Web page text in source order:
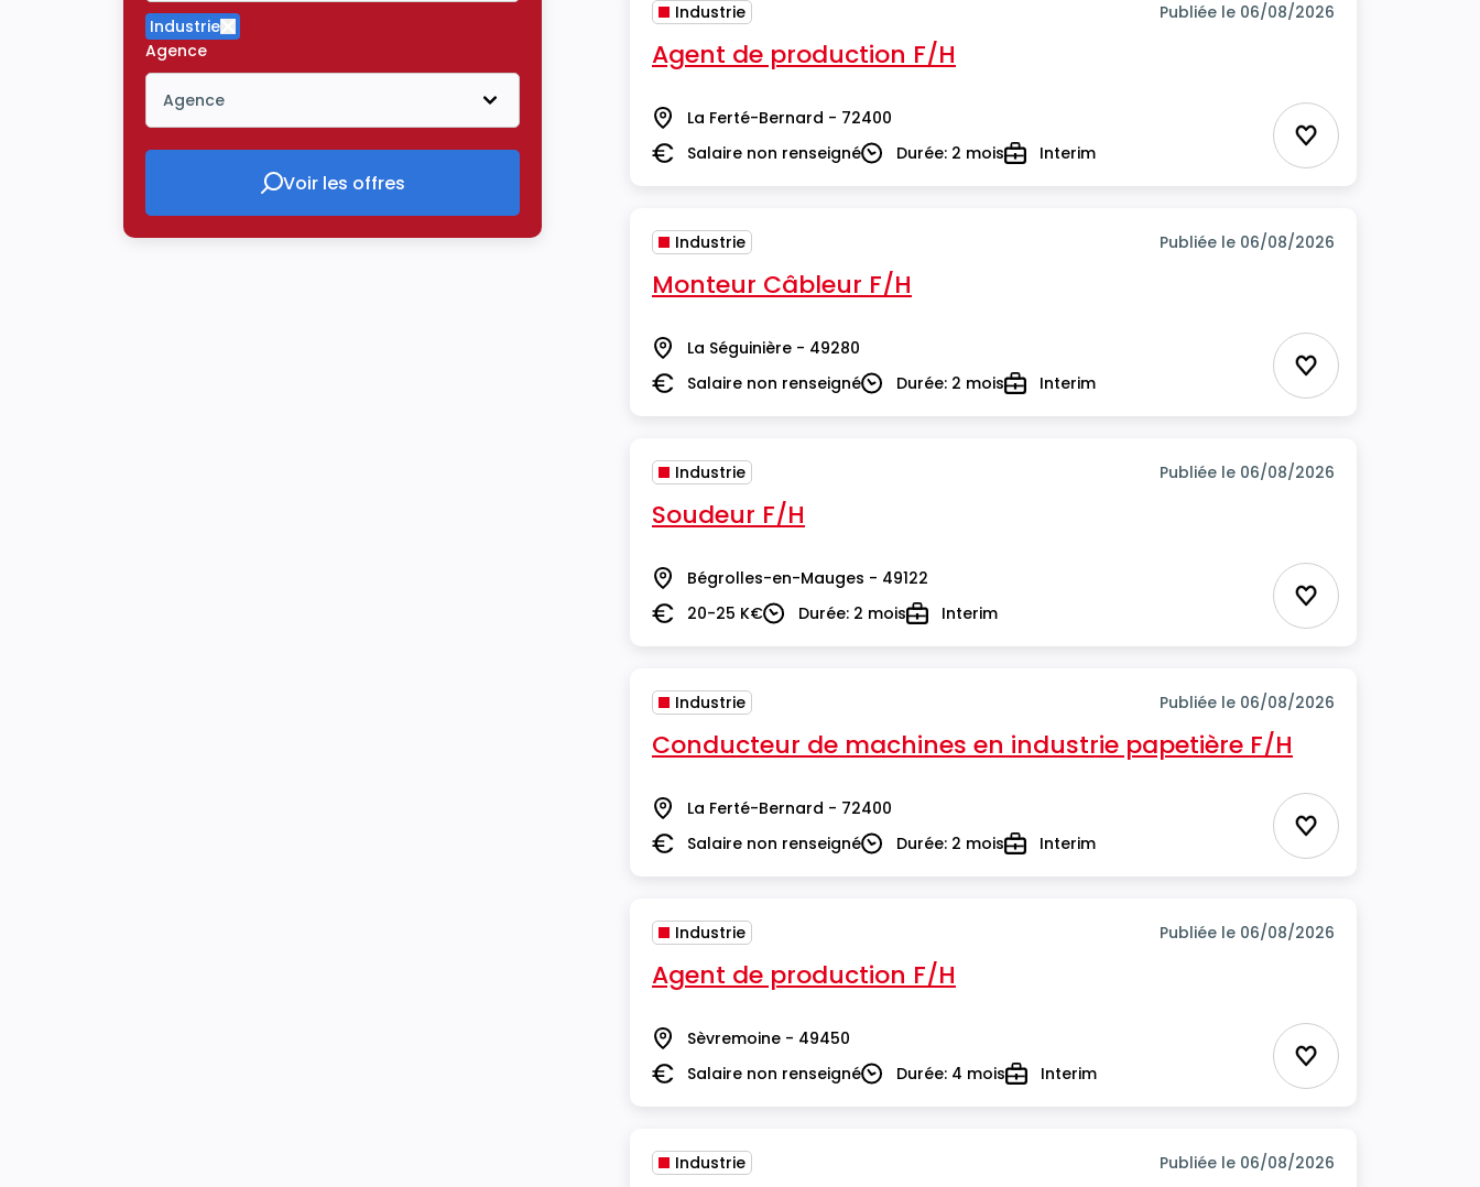
Industrie
Supprimer le critère Industrie
Agence
Agence
Icône ouvrir la liste déroulante
Voir les offres
Voir les offres
Industrie Publiée le 06/08/2026
Agent de production F/H
Lieu La Ferté-Bernard - 72400
SalaireSalaire non renseignéDuréeDurée: 2 moisTypeInterim Ajouter aux
Industrie Publiée le 06/08/2026
Monteur Câbleur F/H
Lieu La Séguinière - 49280
SalaireSalaire non renseignéDuréeDurée: 2 moisTypeInterim Ajouter aux
Industrie Publiée le 06/08/2026
Soudeur F/H
Lieu Bégrolles-en-Mauges - 49122
Salaire20-25 K€DuréeDurée: 2 moisTypeInterim Ajouter aux
Industrie Publiée le 06/08/2026
Conducteur de machines en industrie papetière F/H
Lieu La Ferté-Bernard - 72400
SalaireSalaire non renseignéDuréeDurée: 2 moisTypeInterim Ajouter aux
Industrie Publiée le 06/08/2026
Agent de production F/H
Lieu Sèvremoine - 49450
SalaireSalaire non renseignéDuréeDurée: 4 moisTypeInterim Ajouter aux
Industrie Publiée le 06/08/2026